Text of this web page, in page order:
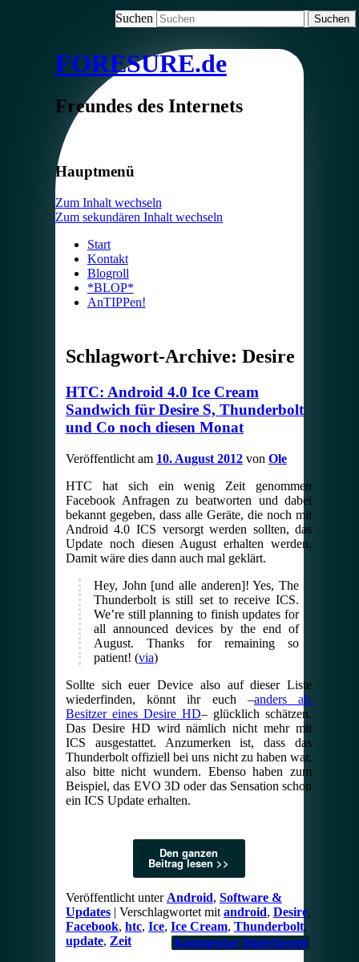
FORESURE.de
Freundes des Internets
Suchen
Hauptmenü
Zum Inhalt wechseln
Zum sekundären Inhalt wechseln
Start
Kontakt
Blogroll
*BLOP*
AnTIPPen!
Schlagwort-Archive: Desire
HTC: Android 4.0 Ice Cream
Sandwich für Desire S, Thunderbolt
und Co noch diesen Monat
Veröffentlicht am 10. August 2012 von Ole
HTC hat sich ein wenig Zeit genommen
Facebook Anfragen zu beatworten und dabei
bekannt gegeben, dass alle Geräte, die noch mit
Android 4.0 ICS versorgt werden sollten, das
Update noch diesen August erhalten werden.
Damit wäre dies dann auch mal geklärt.
Hey, John [und alle anderen]! Yes, The
Thunderbolt is still set to receive ICS.
We’re still planning to finish updates for
all announced devices by the end of
August. Thanks for remaining so
patient! (via)
Sollte sich euer Device also auf dieser Liste
wiederfinden, könnt ihr euch –anders als
Besitzer eines Desire HD– glücklich schätzen.
Das Desire HD wird nämlich nicht mehr mit
ICS ausgestattet. Anzumerken ist, dass das
Thunderbolt offiziell bei uns nicht zu haben war,
also bitte nicht wundern. Ebenso haben zum
Beispiel, das EVO 3D oder das Sensation schon
ein ICS Update erhalten.
Den ganzen
Beitrag lesen >>
Veröffentlicht unter Android, Software &
Updates | Verschlagwortet mit android, Desire,
Facebook, htc, Ice, Ice Cream, Thunderbolt,
update, Zeit Kommentar hinterlassen